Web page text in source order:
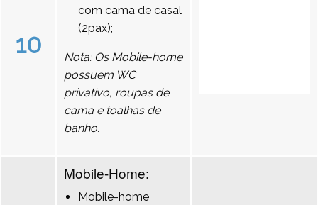
10
com cama de casal
(2pax);
Nota: Os Mobile-home
possuem WC
privativo, roupas de
cama e toalhas de
banho.
Mobile-Home:
Mobile-home